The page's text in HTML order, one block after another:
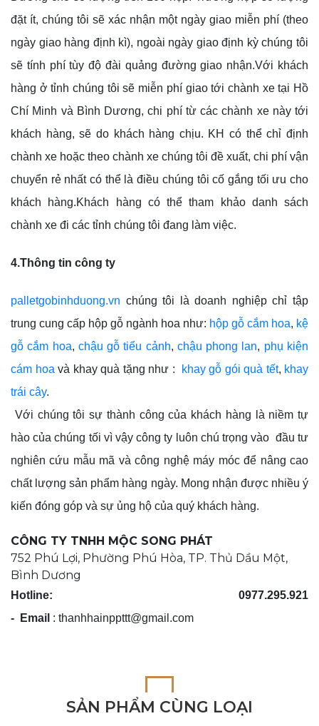
đặt ít, chúng tôi sẽ xác nhận một ngày giao miễn phí (theo
ngày giao hàng định kì), ngoài ngày giao định kỳ chúng tôi
sẽ tính phí tùy độ đài quảng đường giao nhận.Với khách
hàng ở tỉnh chúng tôi sẽ miễn phí giao tới chành xe tại Hồ
Chí Minh và Bình Dương, chi phí từ các chành xe này tới
khách hàng, sẽ do khách hàng chịu. KH có thể chỉ định
chành xe hoặc theo chành xe chúng tôi đề xuất, chi phí vận
chuyển rẻ nhất có thể là điều chúng tôi cố gắng tối ưu cho
khách hàng.Khách hàng có thể tham khảo danh sách
chành xe đi các tỉnh chúng tôi đang làm việc.
4.Thông tin công ty
palletgobinhduong.vn chúng tôi là doanh nghiệp chỉ tập
trung cung cấp hộp gỗ ngành hoa như: hộp gỗ cắm hoa, kệ
gỗ cắm hoa, chậu gỗ tiểu cảnh, chậu phong lan, phụ kiện
cám hoavà khay quà tặng như : khay gỗ gói quà tết, khay
trái cây.
Với chúng tôi sự thành công của khách hàng là niềm tự
hào của chúng tối vì vậy công ty luôn chú trọng vào đầu tư
nghiên cứu mẫu mã và công nghệ máy móc để nâng cao
chất lượng sản phẩm hàng ngày. Mong nhận được nhiều ý
kiến đóng góp và sự ủng hộ của quý khách hàng.
CÔNG TY TNHH MỘC SONG PHÁT
752 Phú Lợi, Phường Phú Hòa, TP. Thủ Dầu Một,
Bình Dương
Hotline: 0977.295.921
- Email : thanhhainppttt@gmail.com
SẢN PHẨM CÙNG LOẠI